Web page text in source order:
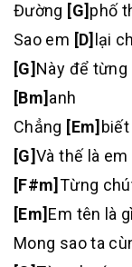
Đường [G] phố
Sao em [D] lại
[G] Này để từng
[Bm] anh
Chẳng [Em]
[G]Và thế là em
[F#m] Từng
[Em] Em tên là
Mong sao ta